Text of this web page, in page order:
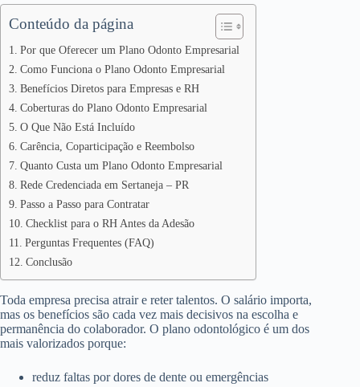
Conteúdo da página
Por que Oferecer um Plano Odonto Empresarial
Como Funciona o Plano Odonto Empresarial
Benefícios Diretos para Empresas e RH
Coberturas do Plano Odonto Empresarial
O Que Não Está Incluído
Carência, Coparticipação e Reembolso
Quanto Custa um Plano Odonto Empresarial
Rede Credenciada em Sertaneja – PR
Passo a Passo para Contratar
Checklist para o RH Antes da Adesão
Perguntas Frequentes (FAQ)
Conclusão
Toda empresa precisa atrair e reter talentos. O salário importa,
mas os benefícios são cada vez mais decisivos na escolha e
permanência do colaborador. O plano odontológico é um dos
mais valorizados porque:
reduz faltas por dores de dente ou emergências